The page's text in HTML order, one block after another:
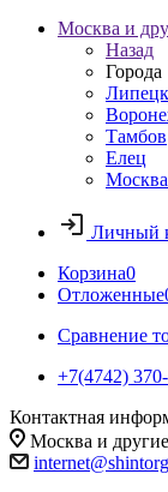
Москва и
Назад
Города
Липецк
Тамбов
Елец
Личный
Корзина0
Отложенные
Сравнение
+7(4742)
Контактная
Москва и